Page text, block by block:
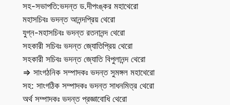
সহ-সভাপতি:ভদন্ত ড.দীপংঙ্কর মহাথেরো
মহাসচিবঃ ভদন্ত আনন্দপ্রিয় থেরো
যুগ্ন-মহাসচিবঃ ভদন্ত রতনানন্দ থেরো
সহকারী সচিবঃ ভদন্ত জ্যোতিপ্রিয় থেরো
সহকারী সচিবঃ ভদন্ত জ্যোতি বিপুলানন্দ থেরো
⇒ সাংগঠনিক সম্পাদকঃ ভদন্ত সুমঙ্গল মহাথেরো
সহ: সাংগঠিক সম্পাদকঃ ভদন্ত সাধনমিত্র থেরো
অর্থ সম্পাদকঃ ভদন্ত প্রজ্ঞাবোধি থেরো